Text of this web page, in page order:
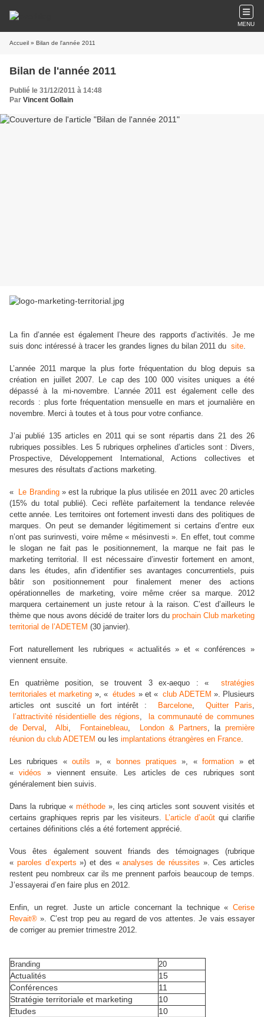
MENU
Accueil » Bilan de l'année 2011
Bilan de l'année 2011
Publié le 31/12/2011 à 14:48
Par Vincent Gollain
La fin d’année est également l’heure des rapports d’activités. Je me
suis donc intéressé à tracer les grandes lignes du bilan 2011 du site.
L’année 2011 marque la plus forte fréquentation du blog depuis sa
création en juillet 2007. Le cap des 100 000 visites uniques a été
dépassé à la mi-novembre. L’année 2011 est également celle des
records : plus forte fréquentation mensuelle en mars et journalière en
novembre. Merci à toutes et à tous pour votre confiance.
J’ai publié 135 articles en 2011 qui se sont répartis dans 21 des 26
rubriques possibles. Les 5 rubriques orphelines d’articles sont : Divers,
Prospective, Développement International, Actions collectives et
mesures des résultats d’actions marketing.
« Le Branding » est la rubrique la plus utilisée en 2011 avec 20 articles
(15% du total publié). Ceci reflète parfaitement la tendance relevée
cette année. Les territoires ont fortement investi dans des politiques de
marques. On peut se demander légitimement si certains d’entre eux
n’ont pas surinvesti, voire même « mésinvesti ». En effet, tout comme
le slogan ne fait pas le positionnement, la marque ne fait pas le
marketing territorial. Il est nécessaire d’investir fortement en amont,
dans les études, afin d’identifier ses avantages concurrentiels, puis
bâtir son positionnement pour finalement mener des actions
opérationnelles de marketing, voire même créer sa marque. 2012
marquera certainement un juste retour à la raison. C’est d’ailleurs le
thème que nous avons décidé de traiter lors du prochain Club marketing
territorial de l’ADETEM (30 janvier).
Fort naturellement les rubriques « actualités » et « conférences »
viennent ensuite.
En quatrième position, se trouvent 3 ex-aequo : «
stratégies
territoriales et marketing », « études » et « club ADETEM ». Plusieurs
articles ont suscité un fort intérêt :
Barcelone, Quitter Paris,
l’attractivité résidentielle des régions,
la communauté de communes
de Derval , Albi, Fontainebleau, London & Partners, lapremière
réunion du club ADETEM ou les implantations étrangères en France.
Les rubriques «outils », « bonnes pratiques», «formation » et
«vidéos » viennent ensuite. Les articles de ces rubriques sont
généralement bien suivis.
Dans la rubrique « méthode », les cinq articles sont souvent visités et
certains graphiques repris par les visiteurs. L’article d’août qui clarifie
certaines définitions clés a été fortement apprécié.
Vous êtes également souvent friands des témoignages (rubrique
« paroles d’experts») et des «analyses de réussites ». Ces articles
restent peu nombreux car ils me prennent parfois beaucoup de temps.
J’essayerai d’en faire plus en 2012.
Enfin, un regret. Juste un article concernant la technique « Cerise
Revait® ». C’est trop peu au regard de vos attentes. Je vais essayer
de corriger au premier trimestre 2012.
Branding 20
Actualités
15
Conférences
11
Stratégie territoriale et marketing
10
Etudes
10